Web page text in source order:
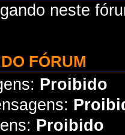
neste
FÓRUM
Proibido
Proibido